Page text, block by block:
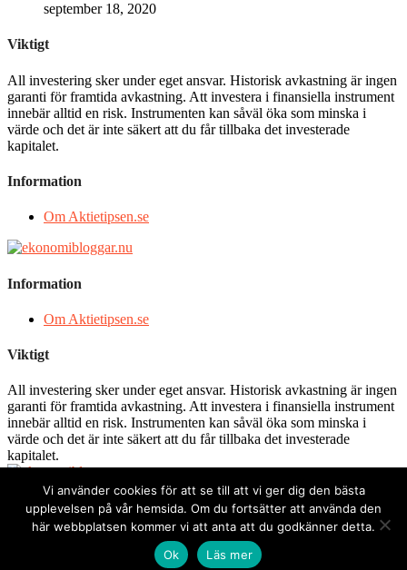
september 18, 2020
Viktigt
All investering sker under eget ansvar. Historisk avkastning är ingen
garanti för framtida avkastning. Att investera i finansiella instrument
innebär alltid en risk. Instrumenten kan såväl öka som minska i
värde och det är inte säkert att du får tillbaka det investerade
kapitalet.
Information
Om Aktietipsen.se
Information
Om Aktietipsen.se
Viktigt
All investering sker under eget ansvar. Historisk avkastning är ingen
garanti för framtida avkastning. Att investera i finansiella instrument
innebär alltid en risk. Instrumenten kan såväl öka som minska i
värde och det är inte säkert att du får tillbaka det investerade
kapitalet.
Integritetspolicy
Cookies
Allmänna villkor
Upphovsrätt © 2026 Aktietipsen –Glob-tema av
Vi använder cookies för att se till att vi ger dig den bästa
upplevelsen på vår hemsida. Om du fortsätter att använda den
här webbplatsen kommer vi att anta att du godkänner detta.
Ok
Läs mer